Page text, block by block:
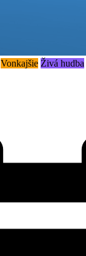
Vonkajšie Živá hudba